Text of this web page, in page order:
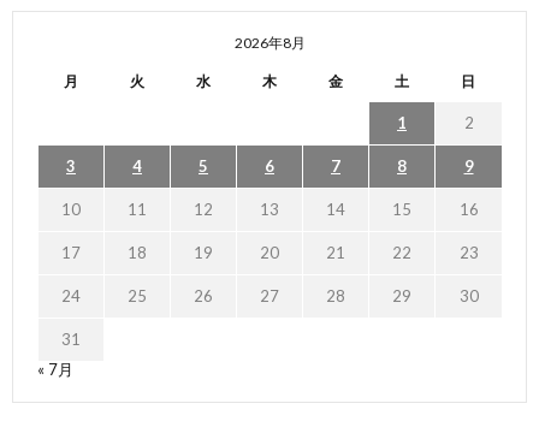
2026年8月
月 火 水 木 金 土 日
1 2
3 4 5 6 7 8 9
10 11 12 13 14 15 16
17 18 19 20 21 22 23
24 25 26 27 28 29 30
31
« 7月